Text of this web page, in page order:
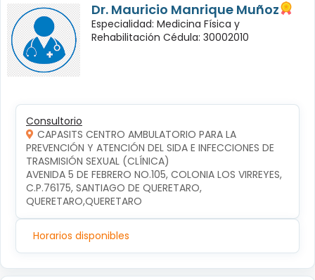
Dr. Mauricio Manrique Muñoz
Especialidad: Medicina Física y
Rehabilitación Cédula: 30002010
Consultorio
CAPASITS CENTRO AMBULATORIO PARA LA
PREVENCIÓN Y ATENCIÓN DEL SIDA E INFECCIONES DE
TRASMISIÓN SEXUAL (CLÍNICA)
AVENIDA 5 DE FEBRERO NO.105, COLONIA LOS VIRREYES,
C.P.76175, SANTIAGO DE QUERETARO,
QUERETARO,QUERETARO
Horarios disponibles